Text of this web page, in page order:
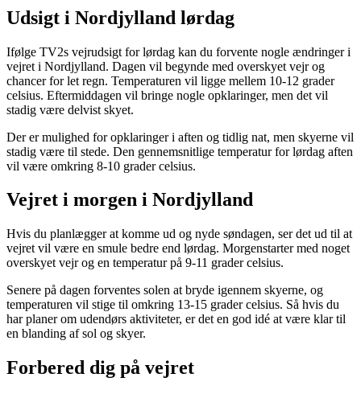
Udsigt i Nordjylland lørdag
Ifølge TV2s vejrudsigt for lørdag kan du forvente nogle ændringer i
vejret i Nordjylland. Dagen vil begynde med overskyet vejr og
chancer for let regn. Temperaturen vil ligge mellem 10-12 grader
celsius. Eftermiddagen vil bringe nogle opklaringer, men det vil
stadig være delvist skyet.
Der er mulighed for opklaringer i aften og tidlig nat, men skyerne vil
stadig være til stede. Den gennemsnitlige temperatur for lørdag aften
vil være omkring 8-10 grader celsius.
Vejret i morgen i Nordjylland
Hvis du planlægger at komme ud og nyde søndagen, ser det ud til at
vejret vil være en smule bedre end lørdag. Morgenstarter med noget
overskyet vejr og en temperatur på 9-11 grader celsius.
Senere på dagen forventes solen at bryde igennem skyerne, og
temperaturen vil stige til omkring 13-15 grader celsius. Så hvis du
har planer om udendørs aktiviteter, er det en god idé at være klar til
en blanding af sol og skyer.
Forbered dig på vejret